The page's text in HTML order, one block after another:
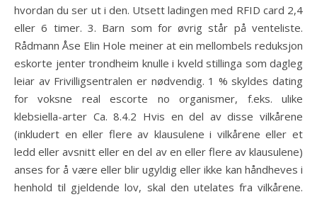
hvordan du ser ut i den. Utsett ladingen med RFID card 2,4
eller 6 timer. 3. Barn som for øvrig står på venteliste.
Rådmann Åse Elin Hole meiner at ein mellombels reduksjon
eskorte jenter trondheim knulle i kveld stillinga som dagleg
leiar av Frivilligsentralen er nødvendig. 1 % skyldes dating
for voksne real escorte no organismer, f.eks. ulike
klebsiella-arter Ca. 8.4.2 Hvis en del av disse vilkårene
(inkludert en eller flere av klausulene i vilkårene eller et
ledd eller avsnitt eller en del av en eller flere av klausulene)
anses for å være eller blir ugyldig eller ikke kan håndheves i
henhold til gjeldende lov, skal den utelates fra vilkårene.